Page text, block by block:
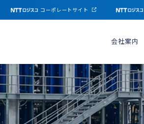
会社案内
コーポレートサイト